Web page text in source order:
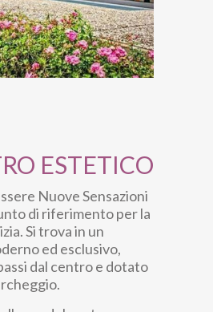
ESTETICO
Nuove Sensazioni
di riferimento per la
Si trova in un
ed esclusivo,
dal centro e dotato